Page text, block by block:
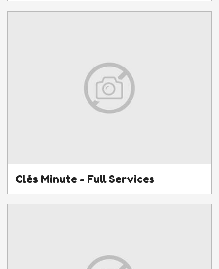
Clés Minute - Full Services